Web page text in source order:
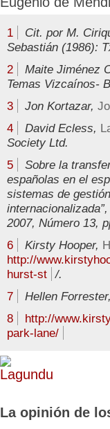
1 Cit. por M.
Sebastián (1986):
2
Maite Jiménez
Temas Vizcaínos-
3
Jon Kortazar,
4
David Ecless,
Society Ltd.
5
Sobre la
españolas en el
sistemas de
internacionalizada”,
2007, Número 13,
6
Kirsty Hooper,
http://
hurst-st /.
7
Hellen Forrester,
8
http://
park-lane/
La opinión de